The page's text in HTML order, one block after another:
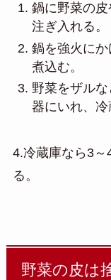
鍋に野菜の
注ぎ入れる。
鍋を強火に
煮込む。
野菜をザル
器にいれ、冷
4.冷蔵庫なら3～
る。
野菜の皮は